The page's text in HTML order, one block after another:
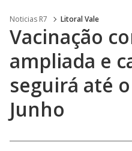
Noticias R7 Litoral Vale
Vacinação
ampliada e
seguirá até
Junho